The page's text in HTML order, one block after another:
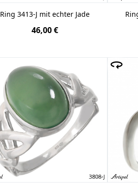
Ring 3413-J mit echter Jade
46,00 €